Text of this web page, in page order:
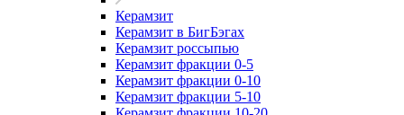
Керамзит
Керамзит в БигБэгах
Керамзит россыпью
Керамзит фракции 0-5
Керамзит фракции 0-10
Керамзит фракции 5-10